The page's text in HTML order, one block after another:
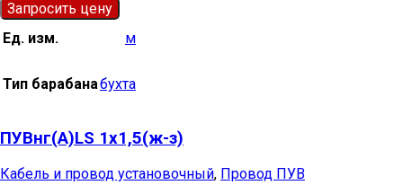
Запросить цену
Ед. изм.
м
Тип барабанабухта
ПУВнг(А)LS 1х1,5(ж-з)
Кабель и провод установочный, Провод ПУВ